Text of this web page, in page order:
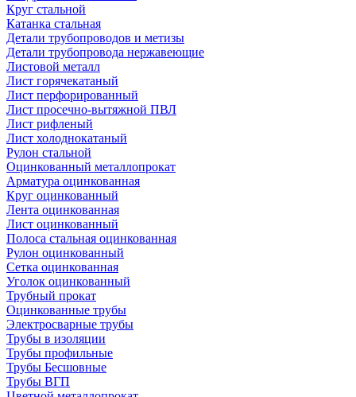
Круг стальной
Катанка стальная
Детали трубопроводов и метизы
Детали трубопровода нержавеющие
Листовой металл
Лист горячекатаный
Лист перфорированный
Лист просечно-вытяжной ПВЛ
Лист рифленый
Лист холоднокатаный
Рулон стальной
Оцинкованный металлопрокат
Арматура оцинкованная
Круг оцинкованный
Лента оцинкованная
Лист оцинкованный
Полоса стальная оцинкованная
Рулон оцинкованный
Сетка оцинкованная
Уголок оцинкованный
Трубный прокат
Оцинкованные трубы
Электросварные трубы
Трубы в изоляции
Трубы профильные
Трубы Бесшовные
Трубы ВГП